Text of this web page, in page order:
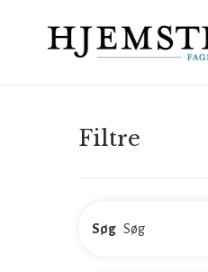
Filtre
Søg